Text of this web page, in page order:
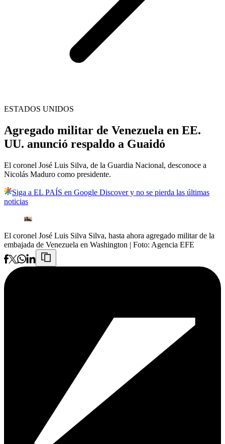
ESTADOS UNIDOS
Agregado militar de Venezuela en EE.
UU. anunció respaldo a Guaidó
El coronel José Luis Silva, de la Guardia Nacional, desconoce a
Nicolás Maduro como presidente.
Siga a EL PAÍS en Google Discover y no se pierda las últimas
noticias
El coronel José Luis Silva Silva, hasta ahora agregado militar de la
embajada de Venezuela en Washington | Foto: Agencia EFE